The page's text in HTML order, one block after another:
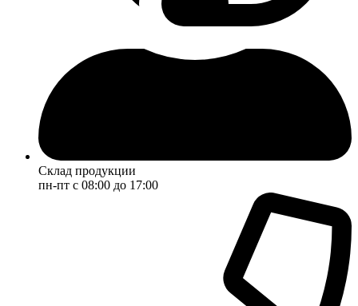
Склад продукции
пн-пт с 08:00 до 17:00